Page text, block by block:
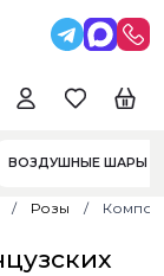
ВОЗДУШНЫЕ ШАРЫ
Розы